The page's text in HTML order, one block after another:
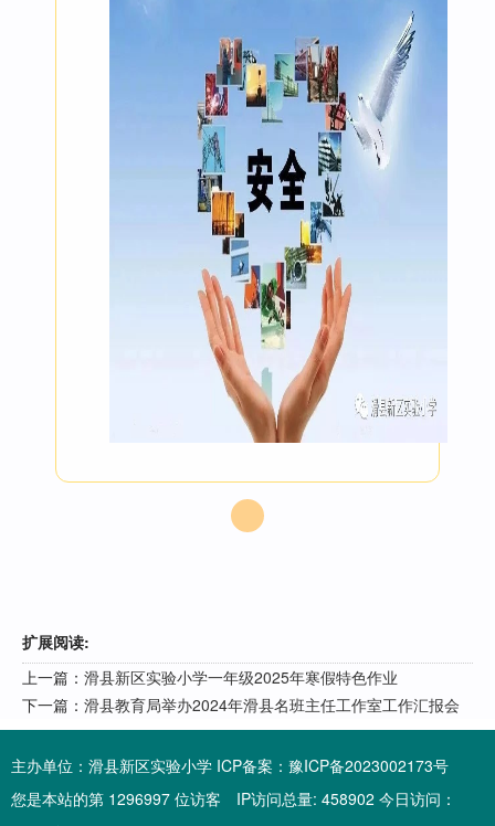
扩展阅读:
上一篇： 滑县新区实验小学一年级2025年寒假特色作业
下一篇： 滑县教育局举办2024年滑县名班主任工作室工作汇报会
主办单位：滑县新区实验小学 ICP备案： 豫ICP备2023002173号
您是本站的第 1296997 位访客 IP访问总量: 458902 今日访问：